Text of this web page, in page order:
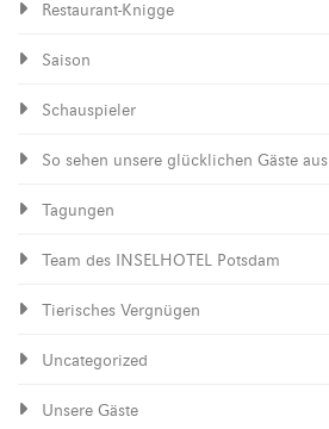
Restaurant-Knigge
Saison
Schauspieler
So sehen unsere glücklichen Gäste aus
Tagungen
Team des INSELHOTEL Potsdam
Tierisches Vergnügen
Uncategorized
Unsere Gäste